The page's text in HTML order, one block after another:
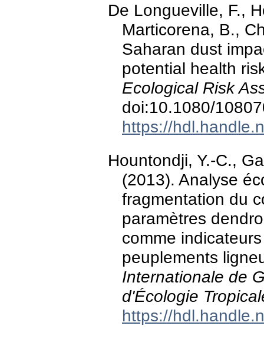
De Longueville, F.,
Marticorena, B.,
Saharan dust
potential health
Ecological Risk
doi:10.1080/
https://
Hountondji, Y.-C.,
(2013). Analyse
fragmentation du
paramètres
comme
peuplements
Internationale de
d'Écologie
https://